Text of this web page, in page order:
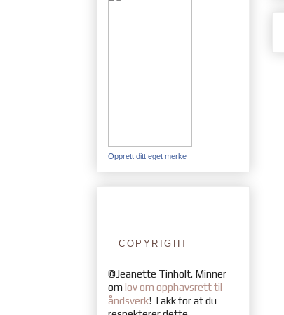
Opprett ditt eget merke
COPYRIGHT
©Jeanette Tinholt. Minner
om lov om opphavsrett til
åndsverk! Takk for at du